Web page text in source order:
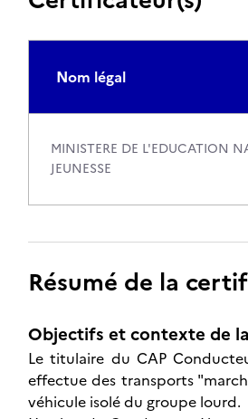
Nom légal
MINISTERE DE L'EDUCATION
JEUNESSE
Résumé de la
Objectifs et contexte de
Le titulaire du CAP
effectue des transports
véhicule isolé du groupe lourd.